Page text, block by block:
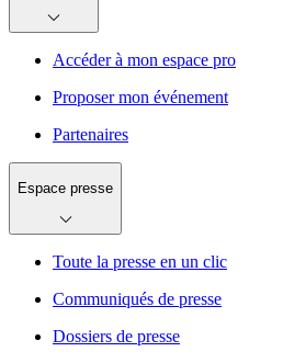
Accéder à mon espace pro
Proposer mon événement
Partenaires
Espace presse
Toute la presse en un clic
Communiqués de presse
Dossiers de presse